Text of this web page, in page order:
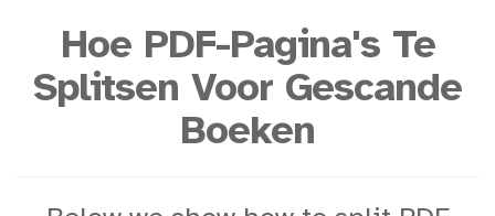
Hoe PDF-Pagina's Te
Splitsen Voor Gescande
Boeken